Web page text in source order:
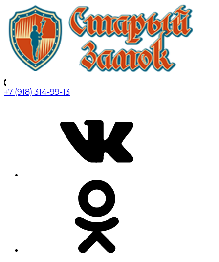
+7 (918) 314-99-13